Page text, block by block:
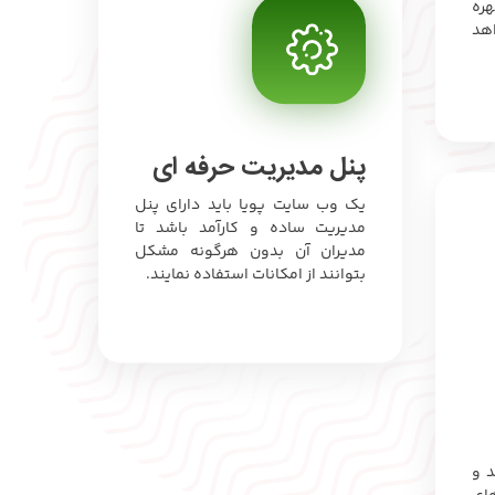
و
پنل مدیریت حرفه ای
یک وب سایت پویا باید دارای پنل
مدیریت ساده و کارآمد باشد تا
مدیران آن بدون هرگونه مشکل
بتوانند از امکانات استفاده نمایند.